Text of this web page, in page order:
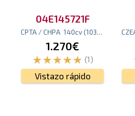
04E145721F
CPTA / CHPA 140cv(103kw
1.270€
(1)
Vistazo rápido